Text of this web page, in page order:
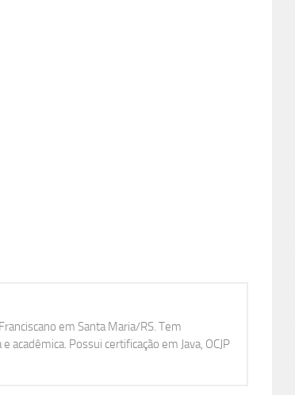
em Santa Maria/RS. Tem
Possui certificação em Java, OCJP